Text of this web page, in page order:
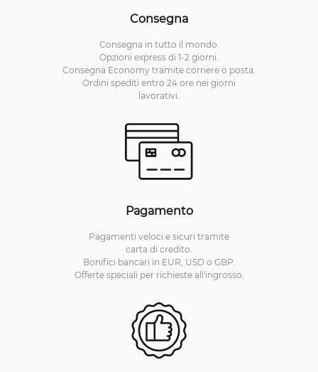
Consegna
Consegna in tutto il mondo.
Opzioni express di 1-2 giorni.
Consegna Economy tramite corriere o posta.
Ordini spediti entro 24 ore nei giorni
lavorativi.
Pagamento
Pagamenti veloci e sicuri tramite
carta di credito.
Bonifici bancari in EUR, USD o GBP.
Offerte speciali per richieste all'ingrosso.